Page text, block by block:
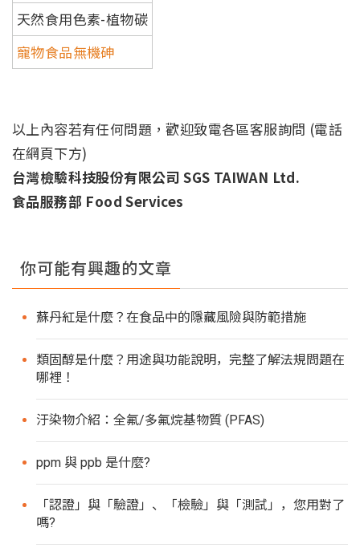
天然食用色素-植物碳
寵物食品無機砷
以上內容若有任何問題，歡迎致電各區客服詢問 (電話
在網頁下方)
台灣檢驗科技股份有限公司 SGS TAIWAN Ltd.
食品服務部 Food Services
你可能有興趣的文章
蘇丹紅是什麼？在食品中的隱藏風險與防範措施
類固醇是什麼？用途與功能說明，完整了解法規問題在
哪裡！
汙染物介紹：全氟/多氟烷基物質 (PFAS)
ppm 與 ppb 是什麼?
「認證」與「驗證」、「檢驗」與「測試」，您用對了
嗎?